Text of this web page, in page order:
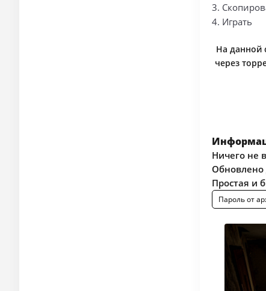
3.
4. Играть
На данной
через
Ничего не
Обновлено
Простая и
Пароль от